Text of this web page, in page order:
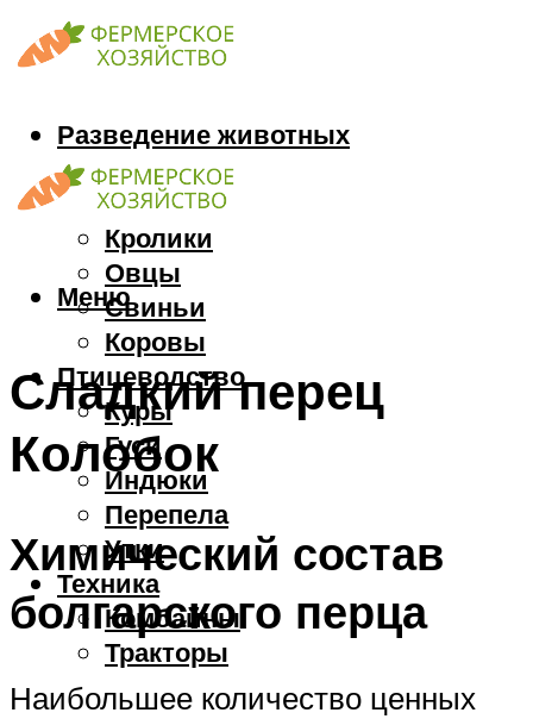
Разведение животных
Козы
Кони
Кролики
Овцы
Свиньи
Коровы
Птицеводство
Куры
Гуси
Индюки
Перепела
Утки
Техника
Комбайны
Тракторы
Меню
Сладкий перец
Колобок
Химический состав
болгарского перца
Наибольшее количество ценных